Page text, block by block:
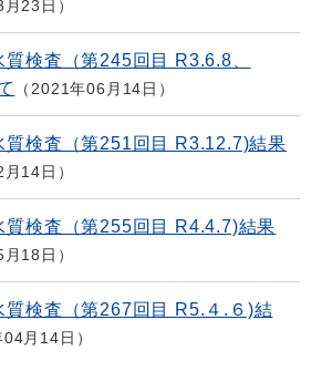
23日
検査（第245回目 R3.6.8、
2021年06月14日
質検査（第251回目 R3.12.7)結果
14日
質検査（第255回目 R4.4.7)結果
18日
質検査（第267回目 R5.４.６)結
月14日